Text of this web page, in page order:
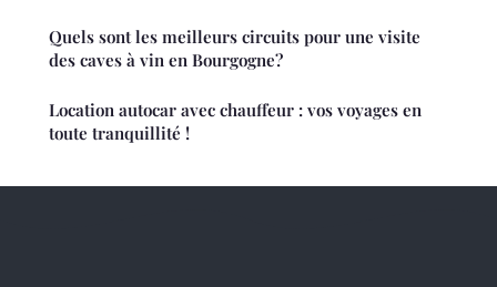
Quels sont les meilleurs circuits pour une visite
des caves à vin en Bourgogne?
Location autocar avec chauffeur : vos voyages en
toute tranquillité !